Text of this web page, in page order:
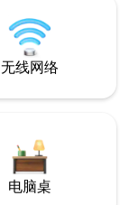
无线网络
电脑桌